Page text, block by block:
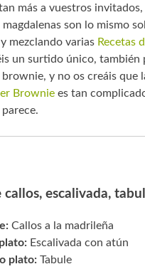
más a vuestros
magdalenas son lo mismo
mezclando varias Recetas
un surtido único, también
y no os creáis que
Browniees tan
callos, escalivada,
Callos a la madrileña
Escalivada con atún
plato: Tabule